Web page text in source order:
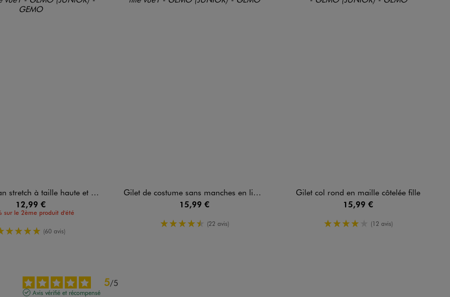
à taille haute et revers fille
12,99 €
sur le 2ème produit d'été
5/5 de moyenne
(60 avis)
Gilet de costume sans manches en lin fille
15,99 €
4.5/5 de moyenne
(22 avis)
Gilet col rond en maille côtelée fille
15,99 €
4/5 de moyenne
(12 avis)
5/5
Avis vérifié et récompensé